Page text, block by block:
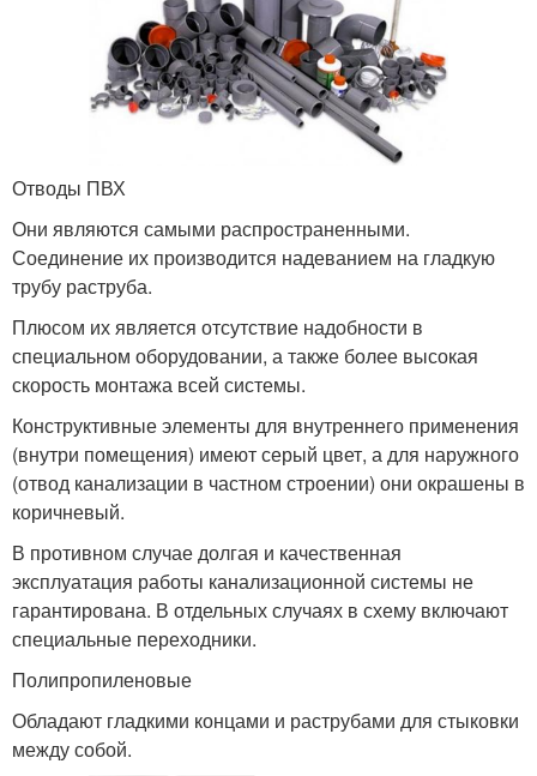
Отводы ПВХ
Они являются самыми распространенными.
Соединение их производится надеванием на гладкую
трубу раструба.
Плюсом их является отсутствие надобности в
специальном оборудовании, а также более высокая
скорость монтажа всей системы.
Конструктивные элементы для внутреннего применения
(внутри помещения) имеют серый цвет, а для наружного
(отвод канализации в частном строении) они окрашены в
коричневый.
В противном случае долгая и качественная
эксплуатация работы канализационной системы не
гарантирована. В отдельных случаях в схему включают
специальные переходники.
Полипропиленовые
Обладают гладкими концами и раструбами для стыковки
между собой.